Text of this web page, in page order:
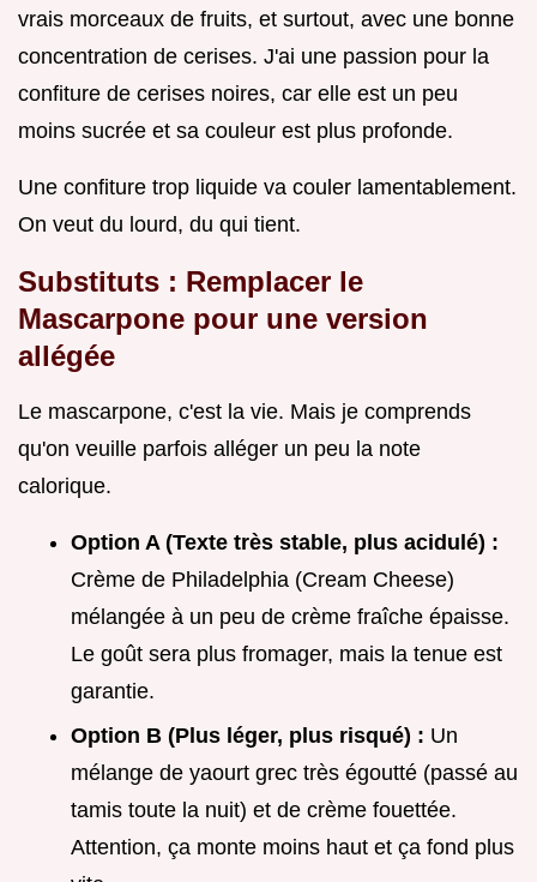
vrais morceaux de fruits, et surtout, avec une bonne
concentration de cerises. J'ai une passion pour la
confiture de cerises noires, car elle est un peu
moins sucrée et sa couleur est plus profonde.
Une confiture trop liquide va couler lamentablement.
On veut du lourd, du qui tient.
Substituts : Remplacer le
Mascarpone pour une version
allégée
Le mascarpone, c'est la vie. Mais je comprends
qu'on veuille parfois alléger un peu la note
calorique.
Option A (Texte très stable, plus acidulé) :
Crème de Philadelphia (Cream Cheese)
mélangée à un peu de crème fraîche épaisse.
Le goût sera plus fromager, mais la tenue est
garantie.
Option B (Plus léger, plus risqué) : Un
mélange de yaourt grec très égoutté (passé au
tamis toute la nuit) et de crème fouettée.
Attention, ça monte moins haut et ça fond plus